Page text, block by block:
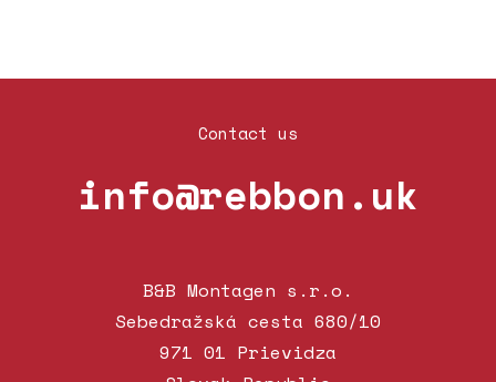
Contact us
info@rebbon.uk
B&B Montagen s.r.o.
Sebedražská cesta 680/10
971 01 Prievidza